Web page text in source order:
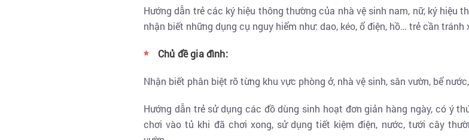
Hướng dẫn trẻ các ký hiệu thông thường của nhà vệ sinh nam, nữ, ký hiệu
nhận biết những dụng cụ nguy hiểm như: dao, kéo, ổ điện, hồ… trẻ cần
Chủ đề gia đình:
Nhận biết phân biệt rõ từng khu vực phòng ở, nhà vệ sinh, sân vườn, bể
Hướng dẫn trẻ sử dụng các đồ dùng sinh hoạt đơn giản hàng ngày, có ý
chơi vào tủ khi đã chơi xong, sử dụng tiết kiệm điện, nước, tưới cây